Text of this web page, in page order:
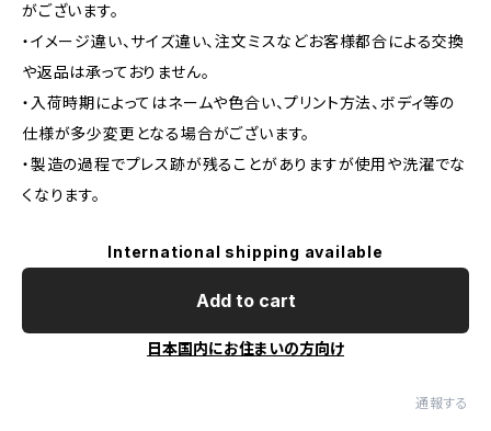
がございます。
・イメージ違い、サイズ違い、注文ミスなどお客様都合による交換
や返品は承っておりません。
・入荷時期によってはネームや色合い、プリント方法、ボディ等の
仕様が多少変更となる場合がございます。
・製造の過程でプレス跡が残ることがありますが使用や洗濯でな
くなります。
International shipping available
Add to cart
日本国内にお住まいの方向け
通報する